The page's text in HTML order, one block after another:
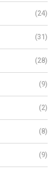
(24)
(31)
(28)
(9)
(2)
(8)
(9)